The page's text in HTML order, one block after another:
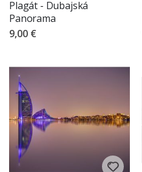
Plagát - Dubajská
Panorama
9,00 €